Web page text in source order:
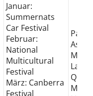
Januar:
Summernats
Car Festival
Februar:
National
Multicultural
Festival
März: Canberra
Festival
Lake
Markt